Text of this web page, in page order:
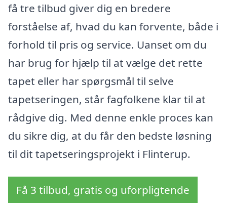
få tre tilbud giver dig en bredere
forståelse af, hvad du kan forvente, både i
forhold til pris og service. Uanset om du
har brug for hjælp til at vælge det rette
tapet eller har spørgsmål til selve
tapetseringen, står fagfolkene klar til at
rådgive dig. Med denne enkle proces kan
du sikre dig, at du får den bedste løsning
til dit tapetseringsprojekt i Flinterup.
Få 3 tilbud, gratis og uforpligtende